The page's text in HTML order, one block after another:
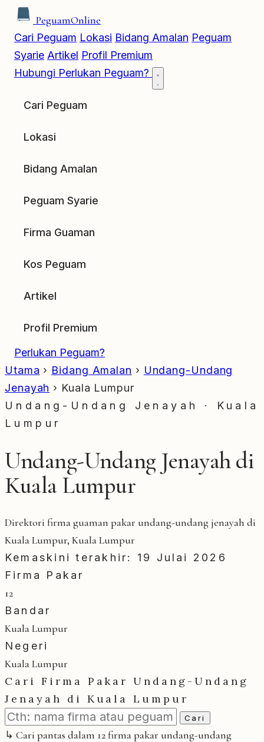
PeguamOnline
Cari Peguam Lokasi Bidang Amalan Peguam
Syarie Artikel Profil Premium
Hubungi Perlukan Peguam?
Cari Peguam
Lokasi
Bidang Amalan
Peguam Syarie
Firma Guaman
Kos Peguam
Artikel
Profil Premium
Perlukan Peguam?
Utama › Bidang Amalan › Undang-Undang
Jenayah › Kuala Lumpur
Undang-Undang Jenayah · Kuala
Lumpur
Undang-Undang Jenayah di
Kuala Lumpur
Direktori firma guaman pakar undang-undang jenayah di
Kuala Lumpur, Kuala Lumpur
Kemaskini terakhir: 19 Julai 2026
Firma Pakar
12
Bandar
Kuala Lumpur
Negeri
Kuala Lumpur
Cari Firma Pakar Undang-Undang
Jenayah di Kuala Lumpur
Cari
↳ Cari pantas dalam 12 firma pakar undang-undang